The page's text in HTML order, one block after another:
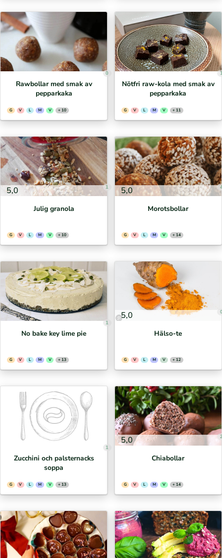
0
Rawbollar med smak av
pepparkaka
G V L M V + 10
Nötfri raw-kola med smak av
pepparkaka
G V L M V + 11
5,0 1
Julig granola
G V L M V + 10
5,0
Morotsbollar
G V L M V + 14
1
No bake key lime pie
G V L M V + 13
5,0
Hälso-te
G V L M V + 12
1
Zucchini och palsternacks
soppa
G V L M V + 13
5,0
Chiabollar
G V L M V + 14